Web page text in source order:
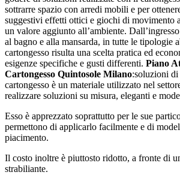
sottrarre spazio con arredi mobili e per
suggestivi effetti ottici e giochi di movimento
un valore aggiunto all’ambiente.
al bagno e alla mansarda, in tutte le tipologie
cartongesso risulta una scelta pratica ed
esigenze specifiche e gusti differenti. Piano
Cartongesso Quintosole Milano:soluzioni di
cartongesso è un materiale utilizzato nel
realizzare soluzioni su misura, eleganti e
Esso è apprezzato soprattutto per le sue
permettono di applicarlo facilmente e di
piacimento.
Il costo inoltre è piuttosto ridotto, a fronte di
strabiliante.